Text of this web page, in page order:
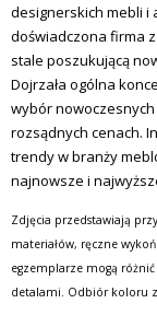
designerskich mebli i
doświadczona firma
stale poszukującą
Dojrzała ogólna
wybór
rozsądnych cenach.
trendy w branży
najnowsze i
Zdjęcia przedstawiają
materiałów, ręczne
egzemplarze mogą
detalami. Odbiór koloru